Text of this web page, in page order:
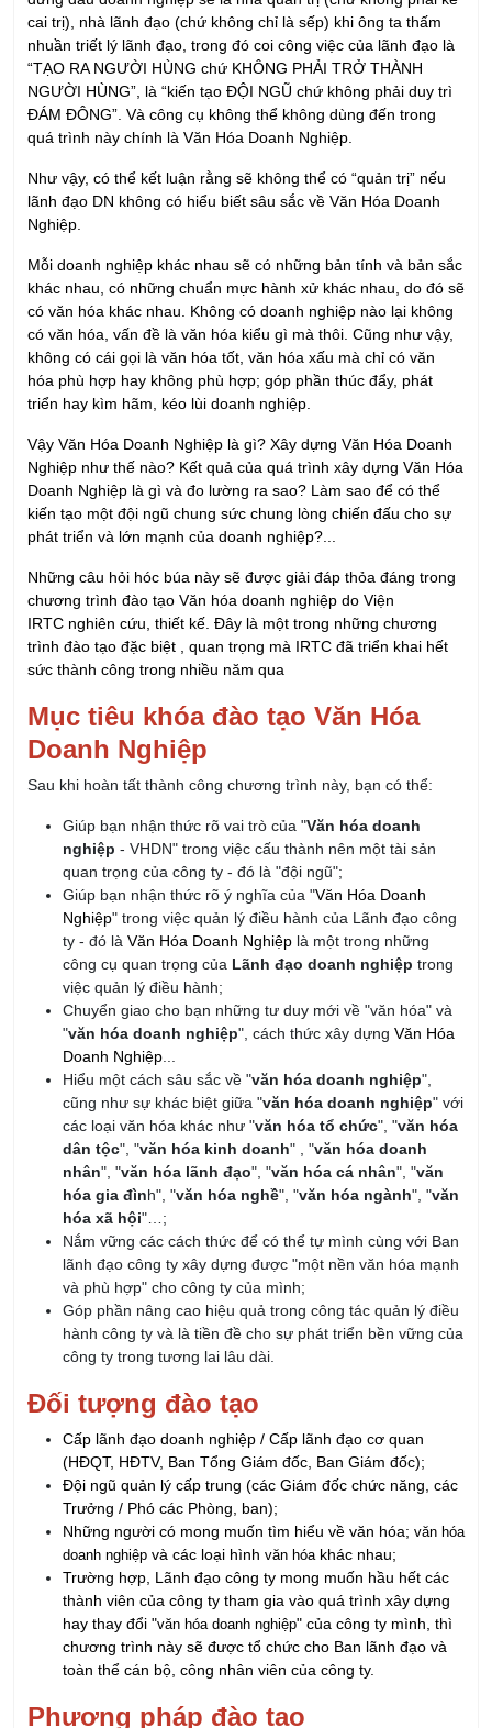
NGƯỜI HÙNG”, là “kiến tạo ĐỘI NGŨ chứ không phải duy trì
ĐÁM ĐÔNG”. Và công cụ không thể không dùng đến trong
quá trình này chính là Văn Hóa Doanh Nghiệp.
Như vậy, có thể kết luận rằng sẽ không thể có “quản trị” nếu
lãnh đạo DN không có hiểu biết sâu sắc về Văn Hóa Doanh
Mỗi doanh nghiệp khác nhau sẽ có những bản tính và bản sắc
khác nhau, có những chuẩn mực hành xử khác nhau, do đó sẽ
có văn hóa, vấn đề là văn hóa kiểu gì mà thôi. Cũng như vậy,
không có cái gọi là văn hóa tốt, văn hóa xấu mà chỉ có văn
hóa phù hợp hay không phù hợp; góp phần thúc đẩy, phát
triển hay kìm hãm, kéo lùi doanh nghiệp.
Vậy Văn Hóa Doanh Nghiệp là gì? Xây dựng Văn Hóa Doanh
Nghiệp như thế nào? Kết quả của quá trình xây dựng Văn Hóa
kiến tạo một đội ngũ chung sức chung lòng chiến đấu cho sự
phát triển và lớn mạnh của doanh nghiệp?...
Những câu hỏi hóc búa này sẽ được giải đáp thỏa đáng trong
chương trình đào tạo Văn hóa doanh nghiệp do Viện
trình đào tạo đặc biệt , quan trọng mà IRTC đã triển khai hết
sức thành công trong nhiều năm qua
Mục tiêu khóa đào tạo Văn Hóa
Doanh Nghiệp
Sau khi hoàn tất thành công chương trình này, bạn có thể:
Giúp bạn nhận thức rõ vai trò của "
nghiệp- VHDN" trong việc cấu thành nên một tài sản
Giúp bạn nhận thức rõ ý nghĩa của "Văn Hóa Doanh
Nghiệp" trong việc quản lý điều hành của Lãnh đạo công
ty - đó làVăn Hóa Doanh Nghiệplà một trong những
công cụ quan trọng của Lãnh đạo doanh nghiệptrong
việc quản lý điều hành;
Chuyển giao cho bạn những tư duy mới về "văn hóa" và
"văn hóa doanh nghiệp", cách thức xây dựngVăn Hóa
Doanh Nghiệp...
Hiểu một cách sâu sắc về "văn hóa doanh nghiệp",
cũng như sự khác biệt giữa "văn hóa doanh nghiệp" với
các loại văn hóa khác như "
dân tộc", "văn hóa kinh doanh" , " văn hóa doanh
nhân ", "văn hóa lãnh đạo", "văn hóa cá nhân", "văn
hóa gia đìn h", " văn hóa nghề", "văn hóa ngành", " văn
hóa xã hội"…;
Nắm vững các cách thức để có thể tự mình cùng với Ban
lãnh đạo công ty xây dựng được "một nền văn hóa mạnh
và phù hợp" cho công ty của mình;
Góp phần nâng cao hiệu quả trong công tác quản lý điều
hành công ty và là tiền đề cho sự phát triển bền vững của
công ty trong tương lai lâu dài.
Đối tượng đào tạo
Cấp lãnh đạo doanh nghiệp / Cấp lãnh đạo cơ quan
(HĐQT, HĐTV, Ban Tổng Giám đốc, Ban Giám đốc);
Đội ngũ quản lý cấp trung (các Giám đốc chức năng, các
Trưởng / Phó các Phòng, ban);
Những người có mong muốn tìm hiểu về văn hóa;văn hóa
doanh nghiệpvà các loại hìnhvăn hóakhác nhau;
Trường hợp, Lãnh đạo công ty mong muốn hầu hết các
thành viên của công ty tham gia vào quá trình xây dựng
hay thay đổi "văn hóa doanh nghiệp" của công ty mình, thì
chương trình này sẽ được tổ chức cho Ban lãnh đạo và
toàn thể cán bộ, công nhân viên của công ty.
Phương pháp đào tạo
Với kinh nghiệm của chuyên gia sẽ mang lại những phương
pháp giảng dạy đa dạng, hiện đại, linh hoạt, giúp học viên có